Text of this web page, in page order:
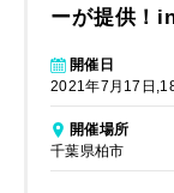
ーが提供！
開催日
2021年7月17日
開催場所
千葉県柏市